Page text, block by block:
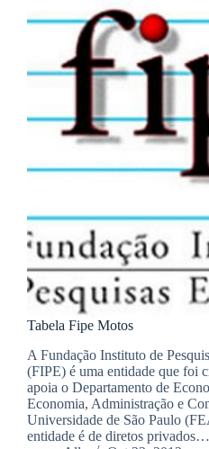
Tabela Fipe Motos
A Fundação Instituto de
(FIPE) é uma entidade que foi
apoia o Departamento de
Economia, Administração e
Universidade de São Paulo
entidade é de diretos privados…